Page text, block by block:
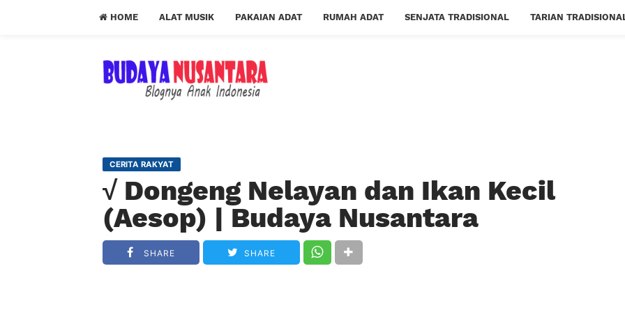
HOME ALAT MUSIK PAKAIAN ADAT RUMAH ADAT SENJATA TRADISIONAL TARIAN
CERITA RAKYAT
√ Dongeng Nelayan dan Ikan Kecil
(Aesop) | Budaya Nusantara
SHARE SHARE